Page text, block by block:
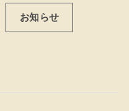
お知らせ